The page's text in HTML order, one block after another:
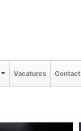
Vacatures Contact